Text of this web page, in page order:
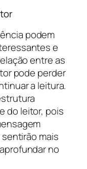
podem
e
entre as
pode perder
a leitura.
do leitor, pois
mais
no